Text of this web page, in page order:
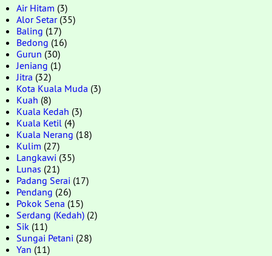
Air Hitam (3)
Alor Setar(35)
Baling (17)
Bedong (16)
Gurun (30)
Jeniang (1)
Jitra (32)
Kota Kuala Muda (3)
Kuah (8)
Kuala Kedah (3)
Kuala Ketil (4)
Kuala Nerang (18)
Kulim (27)
Langkawi (35)
Lunas (21)
Padang Serai (17)
Pendang (26)
Pokok Sena (15)
Serdang (Kedah) (2)
Sik (11)
Sungai Petani (28)
Yan (11)